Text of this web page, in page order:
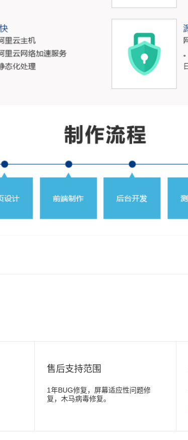
售后支持范围
1年BUG修复，屏幕适应性问题修
复，木马病毒修复。